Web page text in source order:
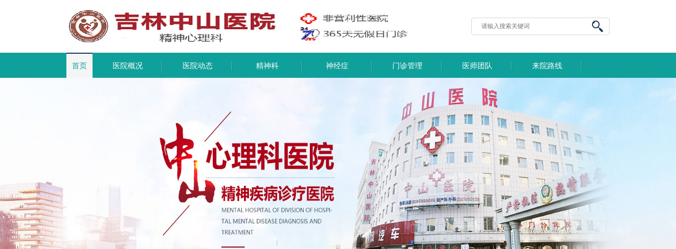
首页 医院概况 医院动态 精神科 神经症 门诊管理 医师团队 来院路线